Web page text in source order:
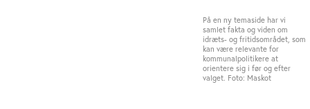
På en ny temaside har vi
samlet fakta og viden om
idræts- og fritidsområdet, som
kan være relevante for
kommunalpolitikere at
orientere sig i før og efter
valget. Foto: Maskot